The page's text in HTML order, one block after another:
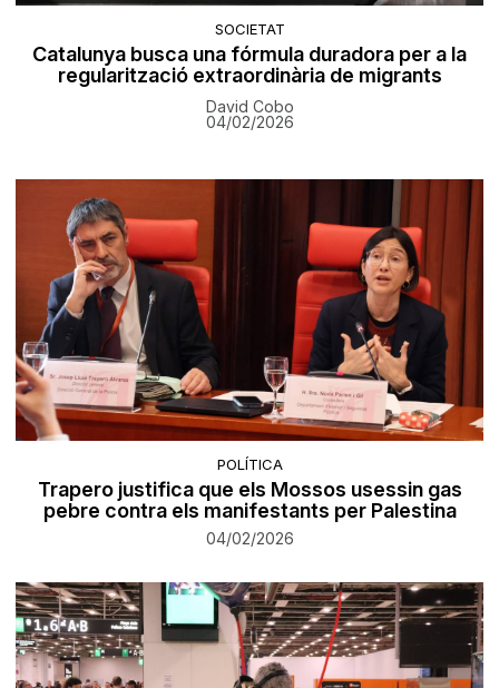
SOCIETAT
Catalunya busca una fórmula duradora per a la
regularització extraordinària de migrants
David Cobo
04/02/2026
POLÍTICA
Trapero justifica que els Mossos usessin gas
pebre contra els manifestants per Palestina
04/02/2026